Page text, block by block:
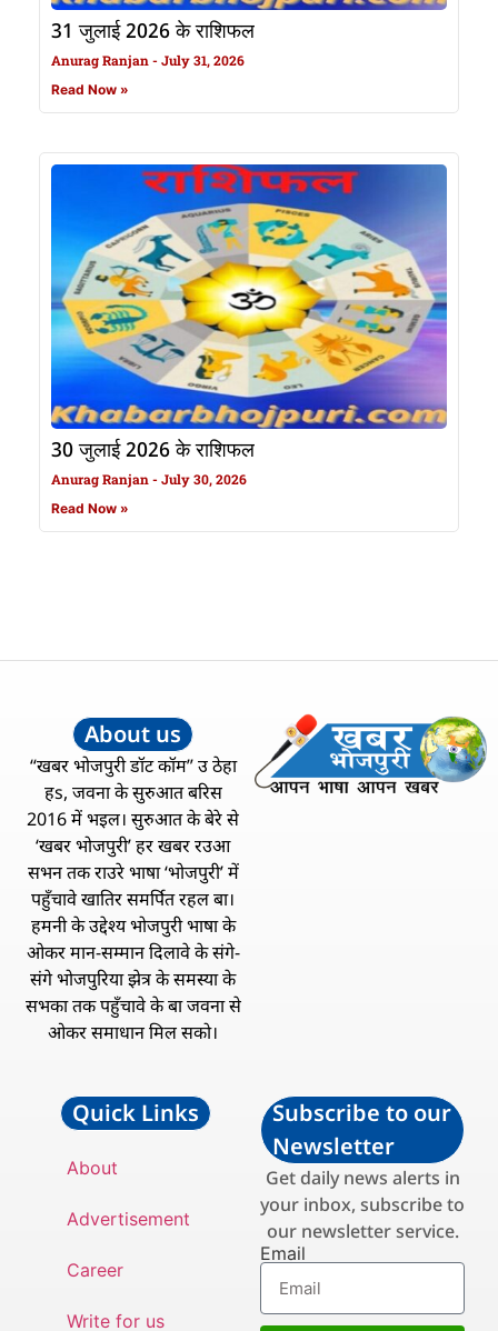
31 जुलाई 2026 के राशिफल
Anurag Ranjan July 31, 2026
Read Now »
30 जुलाई 2026 के राशिफल
Anurag Ranjan July 30, 2026
Read Now »
About us
“खबर भोजपुरी डॉट कॉम” उ ठेहा
हs, जवना के सुरुआत बरिस
2016 में भइल। सुरुआत के बेरे से
‘खबर भोजपुरी’ हर खबर रउआ
सभन तक राउरे भाषा ‘भोजपुरी’ में
पहुँचावे खातिर समर्पित रहल बा।
हमनी के उद्देश्य भोजपुरी भाषा के
ओकर मान-सम्मान दिलावे के संगे-
संगे भोजपुरिया झेत्र के समस्या के
सभका तक पहुँचावे के बा जवना से
ओकर समाधान मिल सको।
Quick Links
About
Advertisement
Career
Write for us
Subscribe to our
Newsletter
Get daily news alerts in
your inbox, subscribe to
our newsletter service.
Email